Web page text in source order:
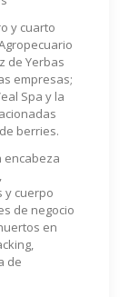
y cuarto
de Yerbas
empresas;
Spa y la
berries.
encabeza
y cuerpo
de negocio
en
de